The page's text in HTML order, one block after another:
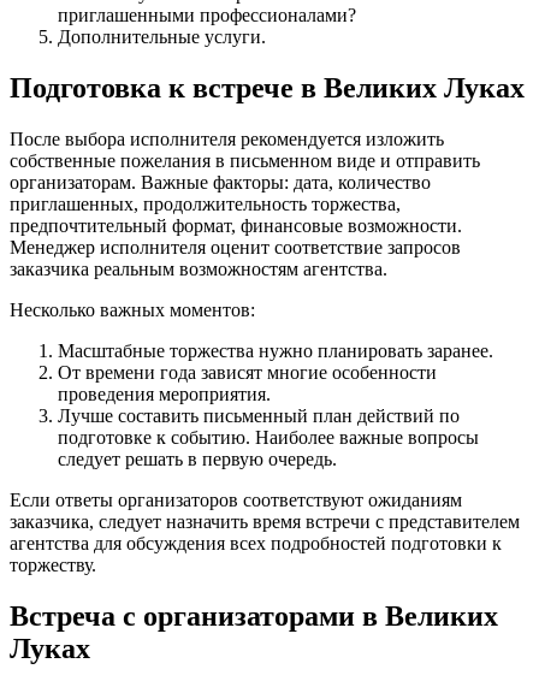
приглашенными профессионалами?
Дополнительные услуги.
Подготовка к встрече в Великих Луках
После выбора исполнителя рекомендуется изложить
собственные пожелания в письменном виде и отправить
организаторам. Важные факторы: дата, количество
приглашенных, продолжительность торжества,
предпочтительный формат, финансовые возможности.
Менеджер исполнителя оценит соответствие запросов
заказчика реальным возможностям агентства.
Несколько важных моментов:
Масштабные торжества нужно планировать заранее.
От времени года зависят многие особенности
проведения мероприятия.
Лучше составить письменный план действий по
подготовке к событию. Наиболее важные вопросы
следует решать в первую очередь.
Если ответы организаторов соответствуют ожиданиям
заказчика, следует назначить время встречи с представителем
агентства для обсуждения всех подробностей подготовки к
торжеству.
Встреча с организаторами в Великих
Луках